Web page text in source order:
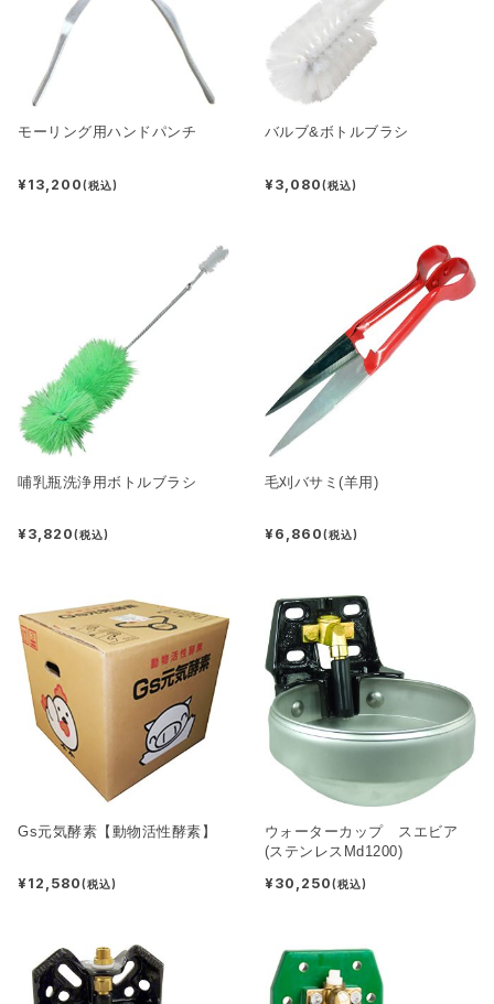
モーリング用ハンドパンチ
¥13,200(税込)
バルブ&ボトルブラシ
¥3,080(税込)
哺乳瓶洗浄用ボトルブラシ
¥3,820(税込)
毛刈バサミ(羊用)
¥6,860(税込)
Gs元気酵素【動物活性酵素】
¥12,580(税込)
ウォーターカップ スエビア
(ステンレスMd1200)
¥30,250(税込)